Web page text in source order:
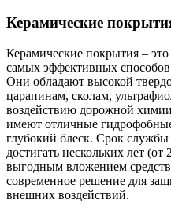
Керамические
Керамические покрытия –
самых эффективных
Они обладают высокой
царапинам, сколам,
воздействию дорожной
имеют отличные
глубокий блеск. Срок
достигать нескольких лет (от
выгодным вложением
современное решение для
внешних воздействий.